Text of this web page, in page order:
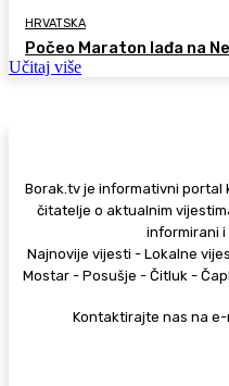
HRVATSKA
Počeo Maraton lađa na
Učitaj više
Borak.tv je informativni portal
čitatelje o aktualnim
informirani
Najnovije vijesti - Lokalne
Mostar - Posušje - Čitluk -
Kontaktirajte nas na e-